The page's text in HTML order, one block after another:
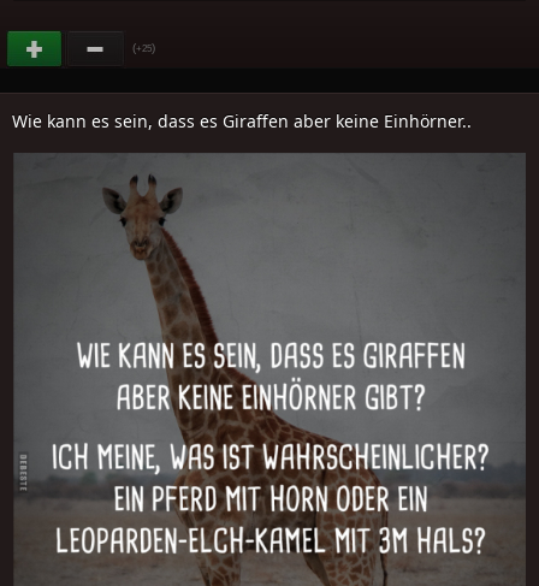
(+25)
Wie kann es sein, dass es Giraffen aber keine Einhörner..